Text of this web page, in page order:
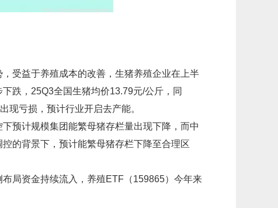
受益于养殖成本的改善，生猪养殖企业在上半
跌，25Q3全国生猪均价13.79元/公斤，同
现亏损，预计行业开启去产能。
预计规模集团能繁母猪存栏量出现下降，而中
的背景下，预计能繁母猪存栏下降至合理区
局资金持续流入，养殖ETF（159865）今年来